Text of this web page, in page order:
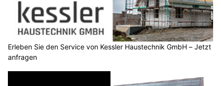
Erleben Sie den Service von Kessler Haustechnik GmbH – Jetzt
anfragen